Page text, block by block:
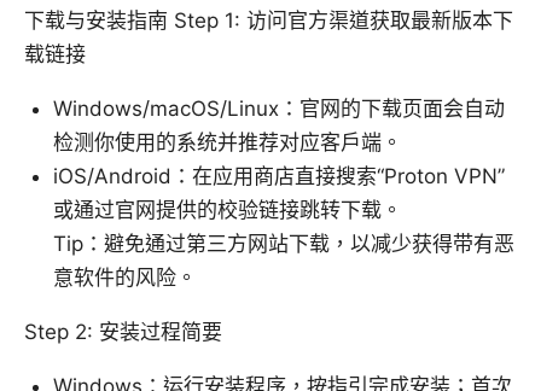
下载与安装指南 Step 1: 访问官方渠道获取最新版本下
载链接
Windows/macOS/Linux：官网的下载页面会自动
检测你使用的系统并推荐对应客户端。
iOS/Android：在应用商店直接搜索“Proton VPN”
或通过官网提供的校验链接跳转下载。
Tip：避免通过第三方网站下载，以减少获得带有恶
意软件的风险。
Step 2: 安装过程简要